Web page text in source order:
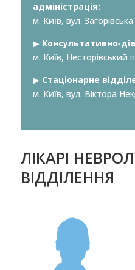
адміністрація:
м. Київ, вул. Загорівська
▶︎ Консультативно-
м. Київ, Несторівський
▶︎ Стаціонарне
м. Київ, вул. Віктора
ЛІКАРІ
ВІДДІЛЕННЯ